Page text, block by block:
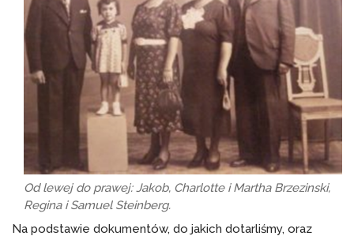
Od lewej do prawej: Jakob, Charlotte i Martha Brzezinski,
Regina i Samuel Steinberg.
Na podstawie dokumentów, do jakich dotarliśmy, oraz